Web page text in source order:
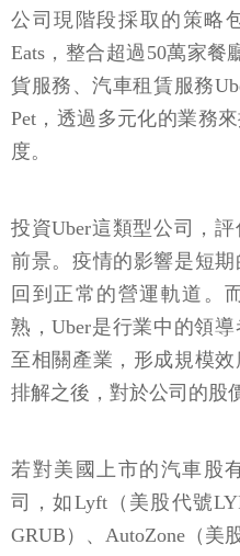
公司現階段採取的策略
Eats，整合超過50萬家餐
貨服務、汽車租賃服務
Pet，透過多元化的業務
度。
投資Uber這類型公司，
前景。疫情的影響是短
回到正常的營運軌道。
熟，Uber是行業中的領
至相關產業，形成規模
排解之後，對於公司的股
若對美國上市的汽車股
司，如Lyft（美股代號
GRUB）、AutoZone（美